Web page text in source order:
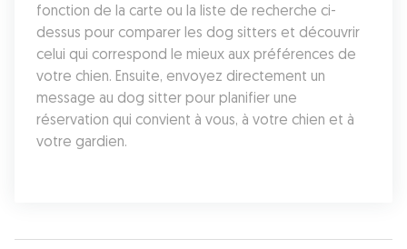
fonction de la carte ou la liste de recherche ci-
dessus pour comparer les dog sitters et découvrir
celui qui correspond le mieux aux préférences de
votre chien. Ensuite, envoyez directement un
message au dog sitter pour planifier une
réservation qui convient à vous, à votre chien et à
votre gardien.